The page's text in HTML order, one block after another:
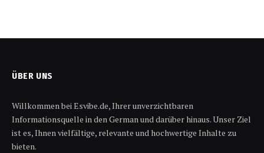
ÜBER UNS
Willkommen bei Esvibe.de, Ihrer unverzichtbaren
Informationsquelle in den German und darüber hinaus. Unser Ziel
ist es, Ihnen vielfältige, relevante und hochwertige Inhalte zu
bieten.